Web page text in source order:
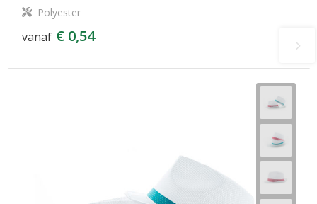
Polyester
vanaf € 0,54